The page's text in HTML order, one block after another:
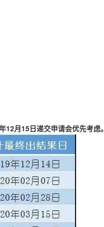
12月15日递交申请会优先考虑。